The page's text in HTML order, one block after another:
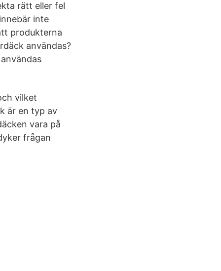
rätt eller fel
inte
produkterna
användas?
vilket
är en typ av
vara på
frågan